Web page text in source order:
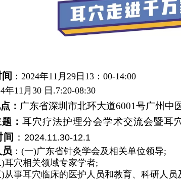
：2024年11月29日13：00-14:00
11月30 日.7:20-08:30
： 广东省深圳市北环大道6001号广州中
： 耳穴疗法护理分会学术交流会暨耳
间 ： 2024.11.30-12.1
：(一)广东省针灸学会及相关单位领导;
穴相关领域专家学者;
耳穴临床的医护人员和教育、科研人员